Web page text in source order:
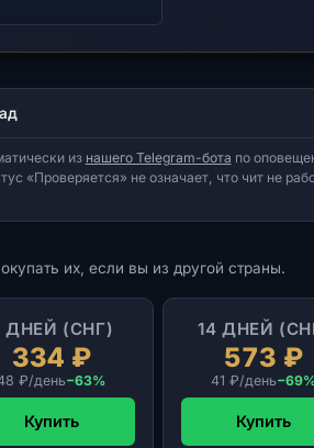
из нашего Telegram-бота по
«Проверяется» не означает, что чит не
их, если вы из другой страны.
ДНЕЙ (СНГ)
334 ₽
₽/день−63%
Купить
14 ДНЕЙ
573 ₽
41 ₽/день
Купить